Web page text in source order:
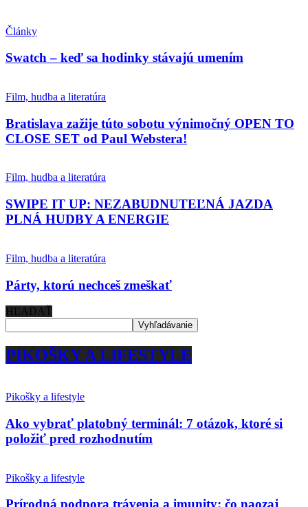
Články
Swatch – keď sa hodinky stávajú umením
Film, hudba a literatúra
Bratislava zažije túto sobotu výnimočný OPEN TO
CLOSE SET od Paul Webstera!
Film, hudba a literatúra
SWIPE IT UP: NEZABUDNUTEĽNÁ JAZDA
PLNÁ HUDBY A ENERGIE
Film, hudba a literatúra
Párty, ktorú nechceš zmeškať
HĽADAŤ
PIKOŠKY A LIFESTYLE
Pikošky a lifestyle
Ako vybrať platobný terminál: 7 otázok, ktoré si
položiť pred rozhodnutím
Pikošky a lifestyle